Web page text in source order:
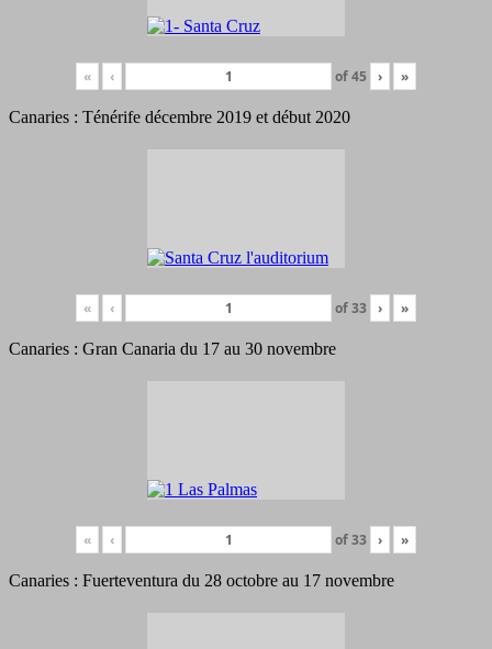
« ‹ of45 › »
Canaries : Ténérife décembre 2019 et début 2020
« ‹ of33 › »
Canaries : Gran Canaria du 17 au 30 novembre
« ‹ of33 › »
Canaries : Fuerteventura du 28 octobre au 17 novembre